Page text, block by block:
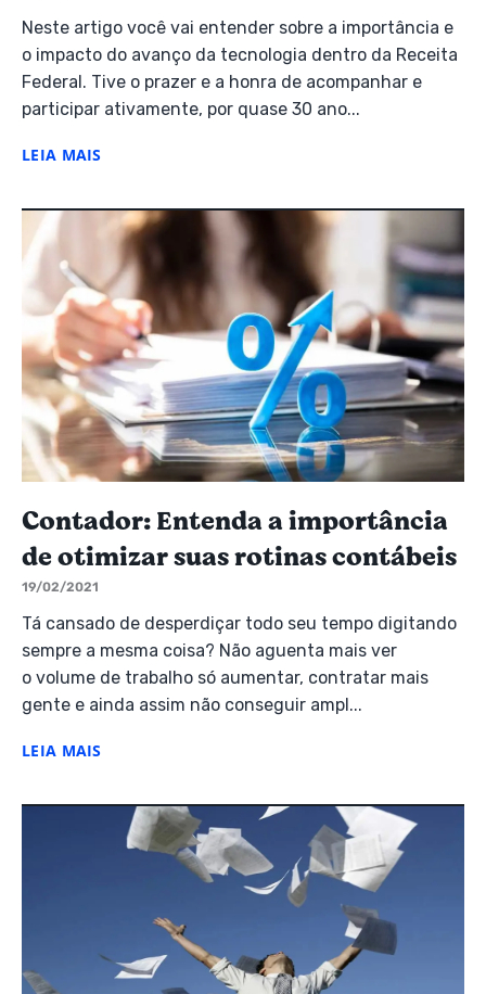
Neste artigo você vai entender sobre a importância e
o impacto do avanço da tecnologia dentro da Receita
Federal. Tive o prazer e a honra de acompanhar e
participar ativamente, por quase 30 ano...
LEIA MAIS
Contador: Entenda a importância
de otimizar suas rotinas contábeis
19/02/2021
Tá cansado de desperdiçar todo seu tempo digitando
sempre a mesma coisa? Não aguenta mais ver
o volume de trabalho só aumentar, contratar mais
gente e ainda assim não conseguir ampl...
LEIA MAIS